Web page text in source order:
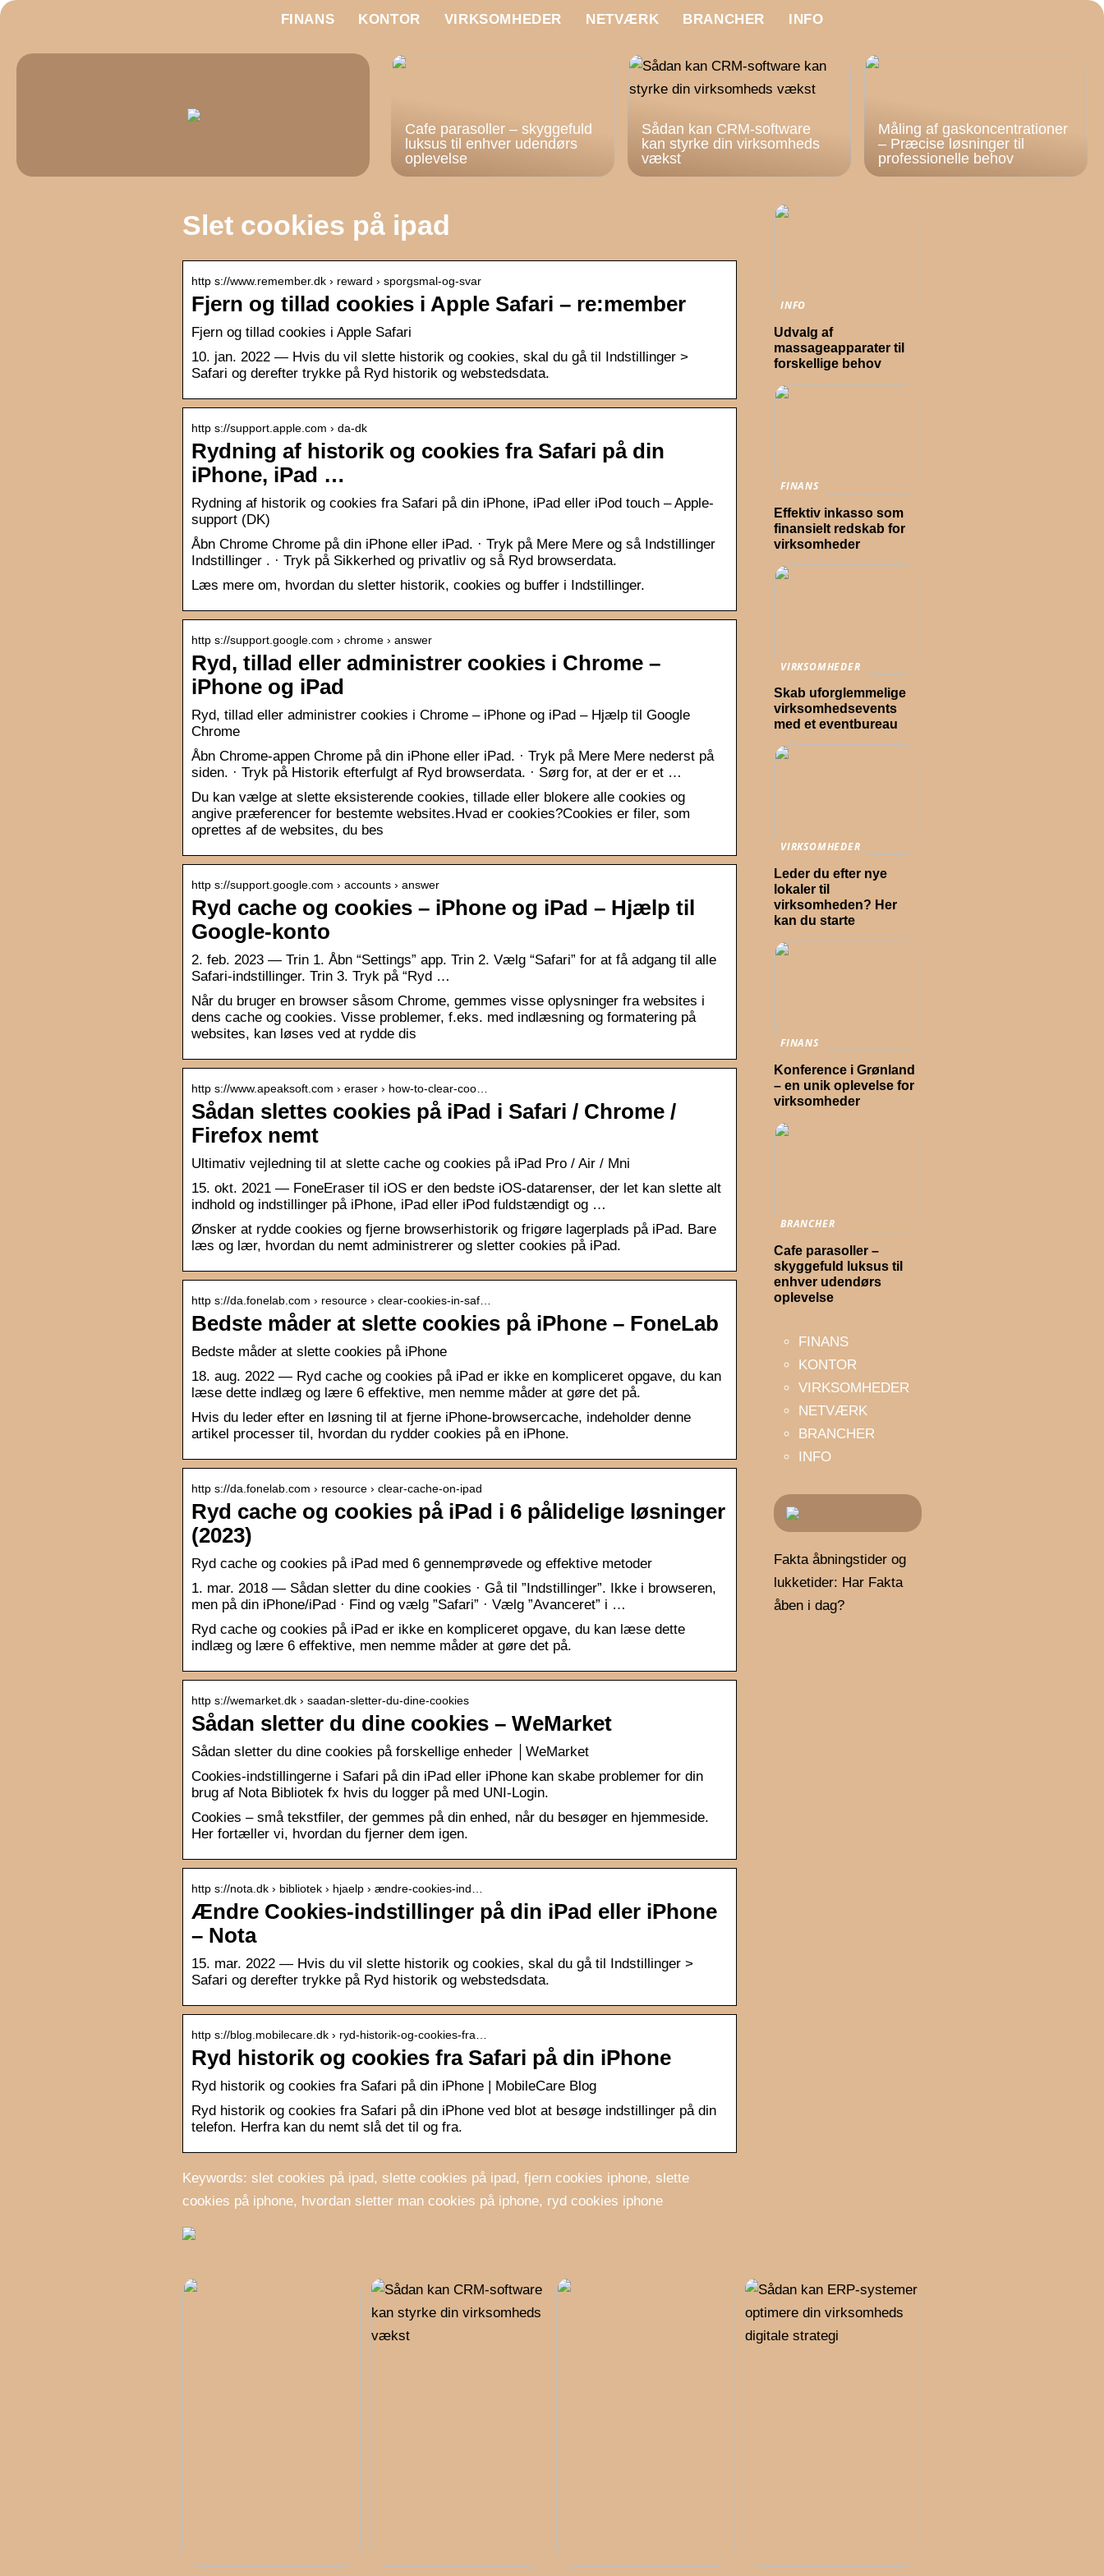
FINANS KONTOR VIRKSOMHEDER NETVÆRK BRANCHER INFO
Cafe parasoller – skyggefuld
luksus til enhver udendørs
oplevelse
Sådan kan CRM-software
kan styrke din virksomheds
vækst
Måling af gaskoncentrationer
– Præcise løsninger til
professionelle behov
Slet cookies på ipad
http s://www.remember.dk › reward › sporgsmal-og-svar
Fjern og tillad cookies i Apple Safari – re:member
Fjern og tillad cookies i Apple Safari
10. jan. 2022 — Hvis du vil slette historik og cookies, skal du gå til Indstillinger >
Safari og derefter trykke på Ryd historik og webstedsdata.
http s://support.apple.com › da-dk
Rydning af historik og cookies fra Safari på din
iPhone, iPad …
Rydning af historik og cookies fra Safari på din iPhone, iPad eller iPod touch – Apple-
support (DK)
Åbn Chrome Chrome på din iPhone eller iPad. · Tryk på Mere Mere og så Indstillinger
Indstillinger . · Tryk på Sikkerhed og privatliv og så Ryd browserdata.
Læs mere om, hvordan du sletter historik, cookies og buffer i Indstillinger.
http s://support.google.com › chrome › answer
Ryd, tillad eller administrer cookies i Chrome –
iPhone og iPad
Ryd, tillad eller administrer cookies i Chrome – iPhone og iPad – Hjælp til Google
Chrome
Åbn Chrome-appen Chrome på din iPhone eller iPad. · Tryk på Mere Mere nederst på
siden. · Tryk på Historik efterfulgt af Ryd browserdata. · Sørg for, at der er et …
Du kan vælge at slette eksisterende cookies, tillade eller blokere alle cookies og
angive præferencer for bestemte websites.Hvad er cookies?Cookies er filer, som
oprettes af de websites, du bes
http s://support.google.com › accounts › answer
Ryd cache og cookies – iPhone og iPad – Hjælp til
Google-konto
2. feb. 2023 — Trin 1. Åbn “Settings” app. Trin 2. Vælg “Safari” for at få adgang til alle
Safari-indstillinger. Trin 3. Tryk på “Ryd …
Når du bruger en browser såsom Chrome, gemmes visse oplysninger fra websites i
dens cache og cookies. Visse problemer, f.eks. med indlæsning og formatering på
websites, kan løses ved at rydde dis
http s://www.apeaksoft.com › eraser › how-to-clear-coo…
Sådan slettes cookies på iPad i Safari / Chrome /
Firefox nemt
Ultimativ vejledning til at slette cache og cookies på iPad Pro / Air / Mni
15. okt. 2021 — FoneEraser til iOS er den bedste iOS-datarenser, der let kan slette alt
indhold og indstillinger på iPhone, iPad eller iPod fuldstændigt og …
Ønsker at rydde cookies og fjerne browserhistorik og frigøre lagerplads på iPad. Bare
læs og lær, hvordan du nemt administrerer og sletter cookies på iPad.
http s://da.fonelab.com › resource › clear-cookies-in-saf…
Bedste måder at slette cookies på iPhone – FoneLab
Bedste måder at slette cookies på iPhone
18. aug. 2022 — Ryd cache og cookies på iPad er ikke en kompliceret opgave, du kan
læse dette indlæg og lære 6 effektive, men nemme måder at gøre det på.
Hvis du leder efter en løsning til at fjerne iPhone-browsercache, indeholder denne
artikel processer til, hvordan du rydder cookies på en iPhone.
http s://da.fonelab.com › resource › clear-cache-on-ipad
Ryd cache og cookies på iPad i 6 pålidelige løsninger
(2023)
Ryd cache og cookies på iPad med 6 gennemprøvede og effektive metoder
1. mar. 2018 — Sådan sletter du dine cookies · Gå til ”Indstillinger”. Ikke i browseren,
men på din iPhone/iPad · Find og vælg ”Safari” · Vælg ”Avanceret” i …
Ryd cache og cookies på iPad er ikke en kompliceret opgave, du kan læse dette
indlæg og lære 6 effektive, men nemme måder at gøre det på.
http s://wemarket.dk › saadan-sletter-du-dine-cookies
Sådan sletter du dine cookies – WeMarket
Sådan sletter du dine cookies på forskellige enheder │WeMarket
Cookies-indstillingerne i Safari på din iPad eller iPhone kan skabe problemer for din
brug af Nota Bibliotek fx hvis du logger på med UNI-Login.
Cookies – små tekstfiler, der gemmes på din enhed, når du besøger en hjemmeside.
Her fortæller vi, hvordan du fjerner dem igen.
http s://nota.dk › bibliotek › hjaelp › ændre-cookies-ind…
Ændre Cookies-indstillinger på din iPad eller iPhone
– Nota
15. mar. 2022 — Hvis du vil slette historik og cookies, skal du gå til Indstillinger >
Safari og derefter trykke på Ryd historik og webstedsdata.
http s://blog.mobilecare.dk › ryd-historik-og-cookies-fra…
Ryd historik og cookies fra Safari på din iPhone
Ryd historik og cookies fra Safari på din iPhone | MobileCare Blog
Ryd historik og cookies fra Safari på din iPhone ved blot at besøge indstillinger på din
telefon. Herfra kan du nemt slå det til og fra.
Keywords: slet cookies på ipad, slette cookies på ipad, fjern cookies iphone, slette
cookies på iphone, hvordan sletter man cookies på iphone, ryd cookies iphone
INFO
Udvalg af
massageapparater til
forskellige behov
FINANS
Effektiv inkasso som
finansielt redskab for
virksomheder
VIRKSOMHEDER
Skab uforglemmelige
virksomhedsevents
med et eventbureau
VIRKSOMHEDER
Leder du efter nye
lokaler til
virksomheden? Her
kan du starte
FINANS
Konference i Grønland
– en unik oplevelse for
virksomheder
BRANCHER
Cafe parasoller –
skyggefuld luksus til
enhver udendørs
oplevelse
FINANS
KONTOR
VIRKSOMHEDER
NETVÆRK
BRANCHER
INFO
Fakta åbningstider og
lukketider: Har Fakta
åben i dag?